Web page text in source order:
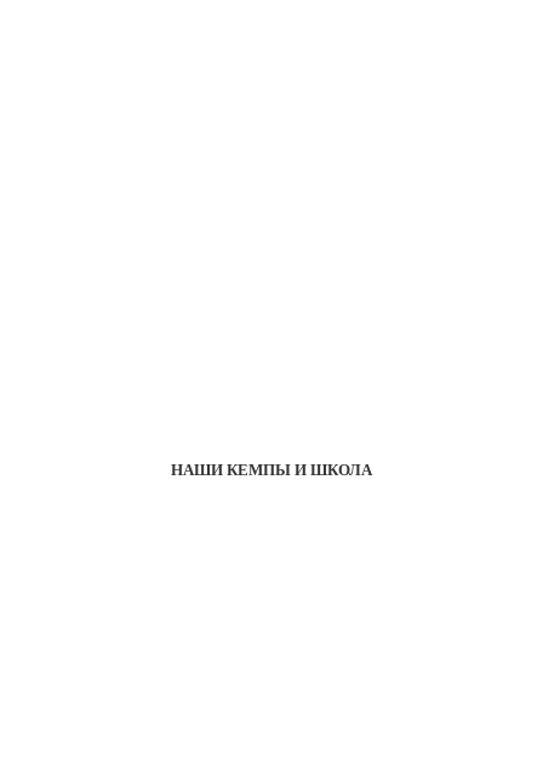
НАШИ КЕМПЫ И ШКОЛА